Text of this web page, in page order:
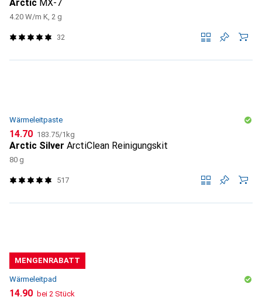
Arctic MX-7
4.20 W/m K, 2 g
32
Wärmeleitpaste
CHF
14.70 CHF
183.75/1kg
Arctic Silver ArctiClean Reinigungskit
80 g
517
MENGENRABATT
Wärmeleitpad
CHF
14.90 bei 2 Stück